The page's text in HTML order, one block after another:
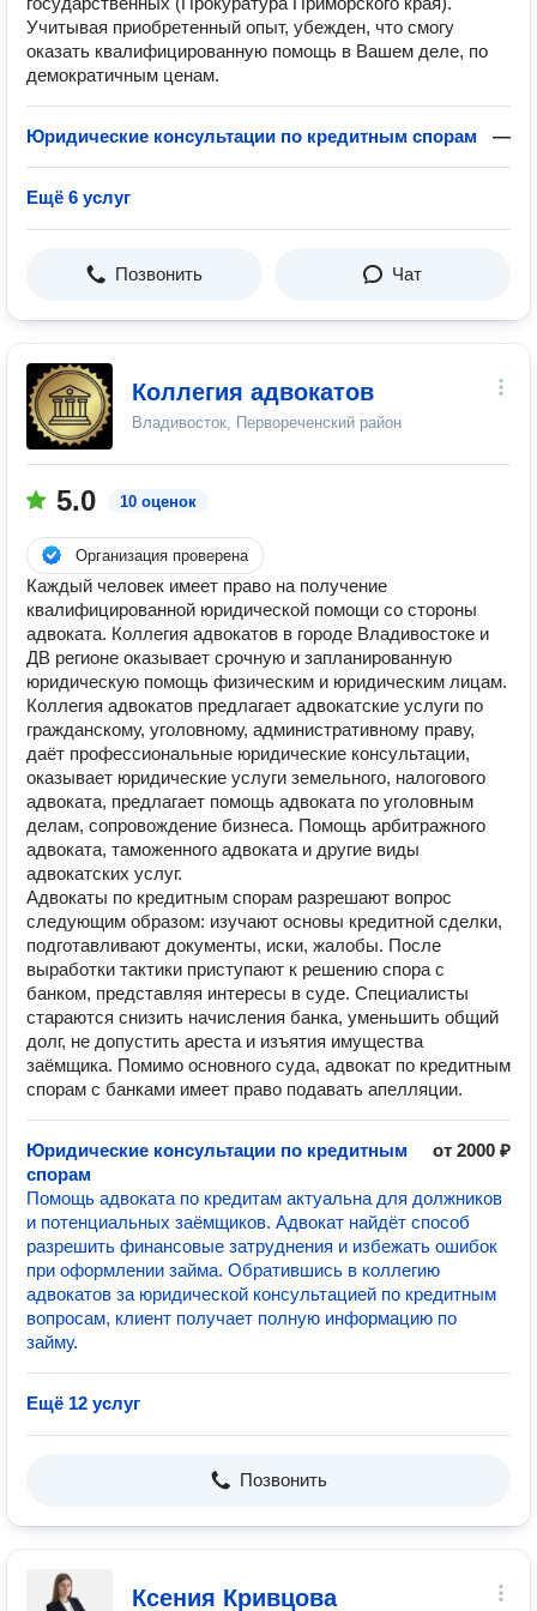
Учитывая приобретенный опыт, убежден, что смогу
оказать квалифицированную помощь в Вашем деле, по
демократичным ценам.
Юридические консультации по кредитным спорам —
Ещё 6 услуг
Позвонить Чат
Коллегия адвокатов
Владивосток, Первореченский район
5.0 10 оценок
Организация проверена
Каждый человек имеет право на получение
квалифицированной юридической помощи со стороны
адвоката. Коллегия адвокатов в городе Владивостоке и
ДВ регионе оказывает срочную и запланированную
юридическую помощь физическим и юридическим лицам.
Коллегия адвокатов предлагает адвокатские услуги по
гражданскому, уголовному, административному праву,
даёт профессиональные юридические консультации,
оказывает юридические услуги земельного, налогового
адвоката, предлагает помощь адвоката по уголовным
делам, сопровождение бизнеса. Помощь арбитражного
адвоката, таможенного адвоката и другие виды
адвокатских услуг.
Адвокаты по кредитным спорам разрешают вопрос
следующим образом: изучают основы кредитной сделки,
подготавливают документы, иски, жалобы. После
выработки тактики приступают к решению спора с
банком, представляя интересы в суде. Специалисты
стараются снизить начисления банка, уменьшить общий
долг, не допустить ареста и изъятия имущества
заёмщика. Помимо основного суда, адвокат по кредитным
спорам с банками имеет право подавать апелляции.
Юридические консультации по кредитным
спорам
от 2000 ₽
Помощь адвоката по кредитам актуальна для должников
и потенциальных заёмщиков. Адвокат найдёт способ
разрешить финансовые затруднения и избежать ошибок
при оформлении займа. Обратившись в коллегию
адвокатов за юридической консультацией по кредитным
вопросам, клиент получает полную информацию по
займу.
Ещё 12 услуг
Позвонить
Ксения Кривцова